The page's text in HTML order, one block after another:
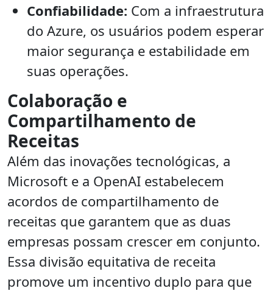
Confiabilidade: Com a infraestrutura
do Azure, os usuários podem esperar
maior segurança e estabilidade em
suas operações.
Colaboração e
Compartilhamento de
Receitas
Além das inovações tecnológicas, a
Microsoft e a OpenAI estabelecem
acordos de compartilhamento de
receitas que garantem que as duas
empresas possam crescer em conjunto.
Essa divisão equitativa de receita
promove um incentivo duplo para que